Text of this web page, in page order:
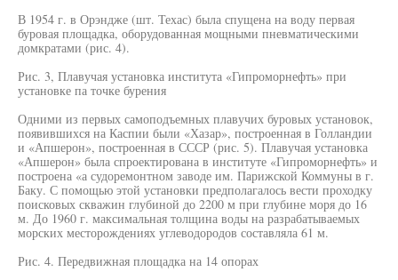
В 1954 г. в Орэндже (шт. Техас) была спущена на воду первая
буровая площадка, оборудованная мощными пневматическими
домкратами (рис. 4).
Рис. 3, Плавучая установка института «Гипроморнефть» при
установке па точке бурения
Одними из первых самоподъемных плавучих буровых установок,
появившихся на Каспии были «Хазар», построенная в Голландии
и «Апшерон», построенная в СССР (рис. 5). Плавучая установка
«Апшерон» была спроектирована в институте «Гипроморнефть» и
построена «а судоремонтном заводе им. Парижской Коммуны в г.
Баку. С помощью этой установки предполагалось вести проходку
поисковых скважин глубиной до 2200 м при глубине моря до 16
м. До 1960 г. максимальная толщина воды на разрабатываемых
морских месторождениях углеводородов составляла 61 м.
Рис. 4. Передвижная площадка на 14 опорах